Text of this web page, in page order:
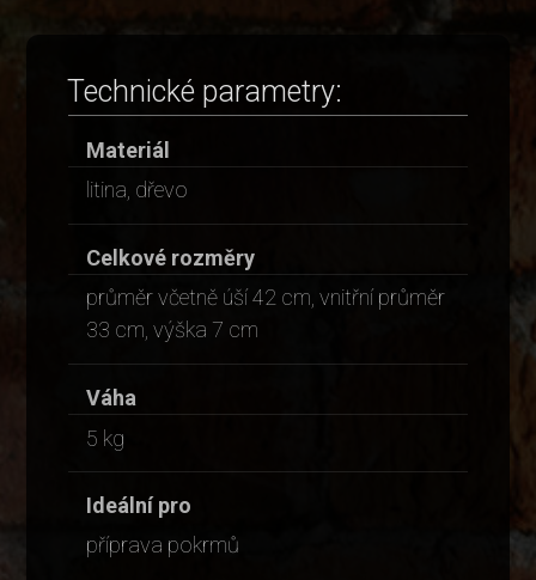
Technické parametry:
Materiál
litina, dřevo
Celkové rozměry
průměr včetně úší 42 cm, vnitřní průměr
33 cm, výška 7 cm
Váha
5 kg
Ideální pro
příprava pokrmů